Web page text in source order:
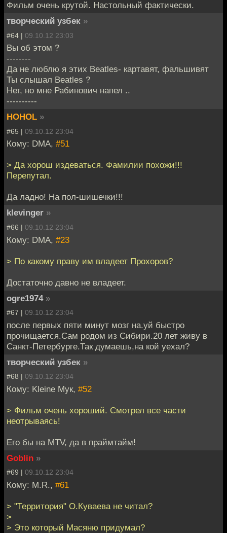
Фильм очень крутой. Настольный фактически.
творческий узбек »
#64 | 09.10.12 23:03
Вы об этом ?
--------
Да не люблю я этих Beatles- картавят, фальшивят
Ты слышал Beatles ?
Нет, но мне Рабинович напел ..
----------
HOHOL »
#65 | 09.10.12 23:04
Кому: DMA, #51
> Да хорош издеваться. Фамилии похожи!!!
Перепутал.
Да ладно! На пол-шишечки!!!
klevinger »
#66 | 09.10.12 23:04
Кому: DMA, #23
> По какому праву им владеет Прохоров?
Достаточно давно не владеет.
ogre1974 »
#67 | 09.10.12 23:04
после первых пяти минут мозг на.уй быстро
прочищается.Сам родом из Сибири.20 лет живу в
Санкт-Петербурге.Так думаешь,на кой уехал?
творческий узбек »
#68 | 09.10.12 23:04
Кому: Kleine Мук, #52
> Фильм очень хороший. Смотрел все части
неотрываясь!
Его бы на MTV, да в праймтайм!
Goblin »
#69 | 09.10.12 23:04
Кому: M.R., #61
> "Территория" О.Куваева не читал?
>
> Это который Масяню придумал?